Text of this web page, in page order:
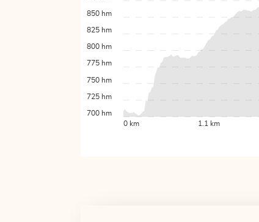
0 km 1.1 km
700 hm
725 hm
750 hm
775 hm
800 hm
825 hm
850 hm